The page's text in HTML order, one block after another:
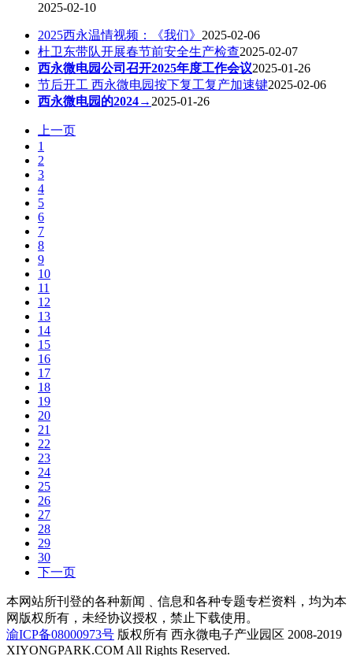
2025-02-10
2025西永温情视频：《我们》 2025-02-06
杜卫东带队开展春节前安全生产检查2025-02-07
西永微电园公司召开2025年度工作会议2025-01-26
节后开工 西永微电园按下复工复产加速键2025-02-06
西永微电园的2024→ 2025-01-26
上一页
1
2
3
4
5
6
7
8
9
10
11
12
13
14
15
16
17
18
19
20
21
22
23
24
25
26
27
28
29
30
下一页
本网站所刊登的各种新闻﹑信息和各种专题专栏资料，均为本
网版权所有，未经协议授权，禁止下载使用。
渝ICP备08000973号 版权所有 西永微电子产业园区 2008-2019
XIYONGPARK.COM All Rights Reserved.